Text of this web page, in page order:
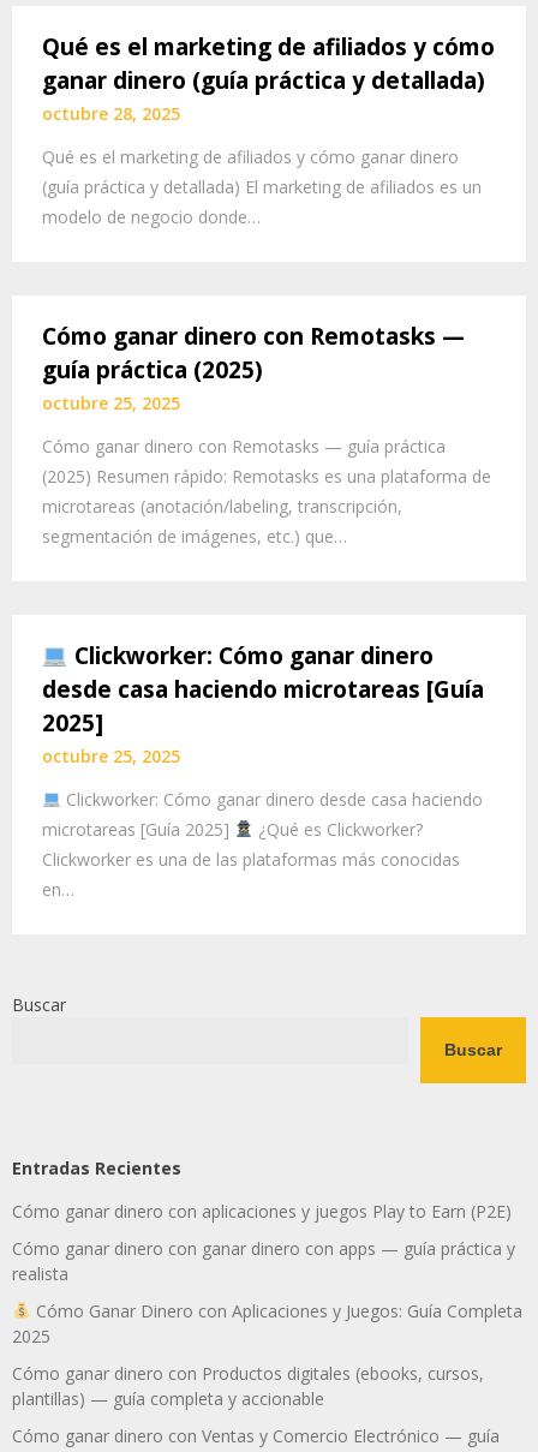
Qué es el marketing de afiliados y cómo
ganar dinero (guía práctica y detallada)
octubre 28, 2025
Qué es el marketing de afiliados y cómo ganar dinero
(guía práctica y detallada) El marketing de afiliados es un
modelo de negocio donde…
Cómo ganar dinero con Remotasks —
guía práctica (2025)
octubre 25, 2025
Cómo ganar dinero con Remotasks — guía práctica
(2025) Resumen rápido: Remotasks es una plataforma de
microtareas (anotación/labeling, transcripción,
segmentación de imágenes, etc.) que…
Clickworker: Cómo ganar dinero
desde casa haciendo microtareas [Guía
2025]
octubre 25, 2025
Clickworker: Cómo ganar dinero desde casa haciendo
microtareas [Guía 2025]
¿Qué es Clickworker?
Clickworker es una de las plataformas más conocidas
en…
Buscar
Buscar
Entradas Recientes
Cómo ganar dinero con aplicaciones y juegos Play to Earn (P2E)
Cómo ganar dinero con ganar dinero con apps — guía práctica y
realista
Cómo Ganar Dinero con Aplicaciones y Juegos: Guía Completa
2025
Cómo ganar dinero con Productos digitales (ebooks, cursos,
plantillas) — guía completa y accionable
Cómo ganar dinero con Ventas y Comercio Electrónico — guía